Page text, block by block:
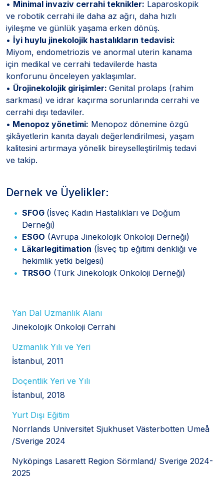
• Minimal invaziv cerrahi teknikler: Laparoskopik
ve robotik cerrahi ile daha az ağrı, daha hızlı
iyileşme ve günlük yaşama erken dönüş.
• İyi huylu jinekolojik hastalıkların tedavisi:
Miyom, endometriozis ve anormal uterin kanama
için medikal ve cerrahi tedavilerde hasta
konforunu önceleyen yaklaşımlar.
• Ürojinekolojik girişimler: Genital prolaps (rahim
sarkması) ve idrar kaçırma sorunlarında cerrahi ve
cerrahi dışı tedaviler.
• Menopoz yönetimi: Menopoz dönemine özgü
şikâyetlerin kanıta dayalı değerlendirilmesi, yaşam
kalitesini artırmaya yönelik bireyselleştirilmiş tedavi
ve takip.
Dernek ve Üyelikler:
SFOG (İsveç Kadın Hastalıkları ve Doğum
Derneği)
ESGO (Avrupa Jinekolojik Onkoloji Derneği)
Läkarlegitimation (İsveç tıp eğitimi denkliği ve
hekimlik yetki belgesi)
TRSGO (Türk Jinekolojik Onkoloji Derneği)
Yan Dal Uzmanlık Alanı
Jinekolojik Onkoloji Cerrahi
Uzmanlık Yılı ve Yeri
İstanbul, 2011
Doçentlik Yeri ve Yılı
İstanbul, 2018
Yurt Dışı Eğitim
Norrlands Universitet Sjukhuset Västerbotten Umeå
/Sverige 2024
Nyköpings Lasarett Region Sörmland/ Sverige 2024-
2025